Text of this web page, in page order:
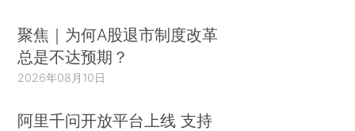
聚焦｜为何A股退市制度改革
总是不达预期？
2026年08月10日
阿里千问开放平台上线 支持